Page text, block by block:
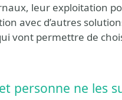
leur exploitation
avec d’autres
vont permettre de
personne ne les